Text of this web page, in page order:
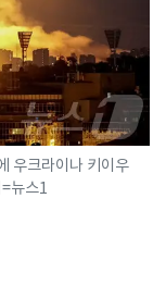
우크라이나 키이우
뉴스1